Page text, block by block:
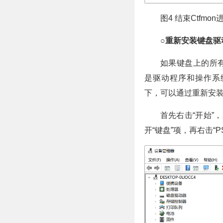
图4 结束Ctfmon
○重新安装键盘驱
如果键盘上的所
是驱动程序和操作
下，可以通过重新安
首先右击“开始”
开“键盘”项，再右击